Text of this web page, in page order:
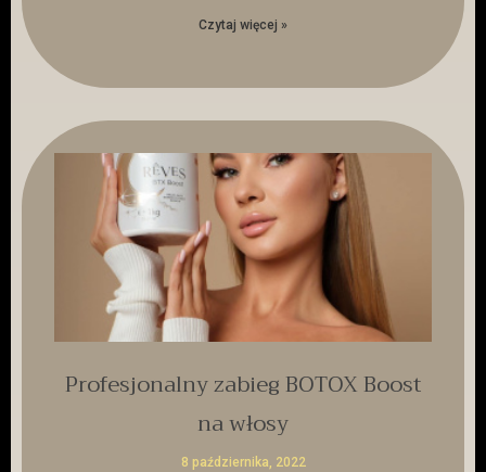
Czytaj więcej »
Profesjonalny zabieg BOTOX Boost
na włosy
8 października, 2022